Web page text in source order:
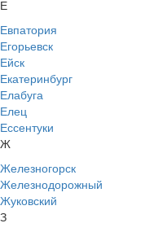
Е
Евпатория
Егорьевск
Ейск
Екатеринбург
Елабуга
Елец
Ессентуки
Ж
Железногорск
Железнодорожный
Жуковский
З